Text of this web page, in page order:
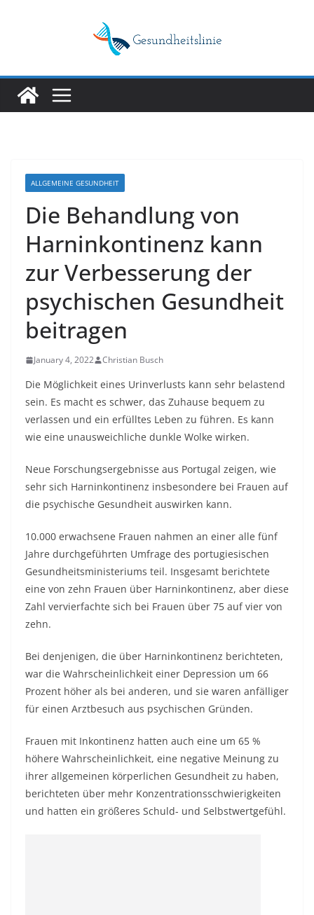
ALLGEMEINE GESUNDHEIT
Die Behandlung von
Harninkontinenz kann
zur Verbesserung der
psychischen Gesundheit
beitragen
January 4, 2022 Christian Busch
Die Möglichkeit eines Urinverlusts kann sehr belastend
sein. Es macht es schwer, das Zuhause bequem zu
verlassen und ein erfülltes Leben zu führen. Es kann
wie eine unausweichliche dunkle Wolke wirken.
Neue Forschungsergebnisse aus Portugal zeigen, wie
sehr sich Harninkontinenz insbesondere bei Frauen auf
die psychische Gesundheit auswirken kann.
10.000 erwachsene Frauen nahmen an einer alle fünf
Jahre durchgeführten Umfrage des portugiesischen
Gesundheitsministeriums teil. Insgesamt berichtete
eine von zehn Frauen über Harninkontinenz, aber diese
Zahl vervierfachte sich bei Frauen über 75 auf vier von
zehn.
Bei denjenigen, die über Harninkontinenz berichteten,
war die Wahrscheinlichkeit einer Depression um 66
Prozent höher als bei anderen, und sie waren anfälliger
für einen Arztbesuch aus psychischen Gründen.
Frauen mit Inkontinenz hatten auch eine um 65 %
höhere Wahrscheinlichkeit, eine negative Meinung zu
ihrer allgemeinen körperlichen Gesundheit zu haben,
berichteten über mehr Konzentrationsschwierigkeiten
und hatten ein größeres Schuld- und Selbstwertgefühl.